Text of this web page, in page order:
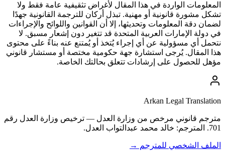
المعلومات الواردة في هذا المقال لأغراض تثقيفية عامة فقط ولا
تشكل مشورة قانونية أو مهنية. تبذل أركان للترجمة القانونية جهدًا
لضمان دقة المعلومات وتحديثها، إلا أن القوانين واللوائح والإجراءات
في دولة الإمارات العربية المتحدة قد تتغير دون إشعار مسبق. لا
نتحمل أي مسؤولية عن أي إجراء يُتخذ أو يُمتنع عنه بناءً على محتوى
هذا المقال. يُرجى استشارة جهة حكومية مختصة أو مستشار قانوني
مؤهل للحصول على إرشادات تتعلق بحالتك الخاصة.
Arkan Legal Translation
مترجم قانوني مرخص من وزارة العدل — ترخيص وزارة العدل رقم
701. المترجم: خالد محمد عبدالتواب العدل.
الملف الشخصي للمترجم →